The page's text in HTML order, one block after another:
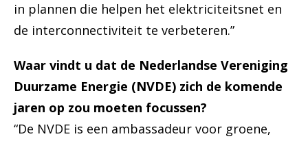
in plannen die helpen het elektriciteitsnet en
de interconnectiviteit te verbeteren.”
Waar vindt u dat de Nederlandse Vereniging
Duurzame Energie (NVDE) zich de komende
jaren op zou moeten focussen?
“De NVDE is een ambassadeur voor groene,